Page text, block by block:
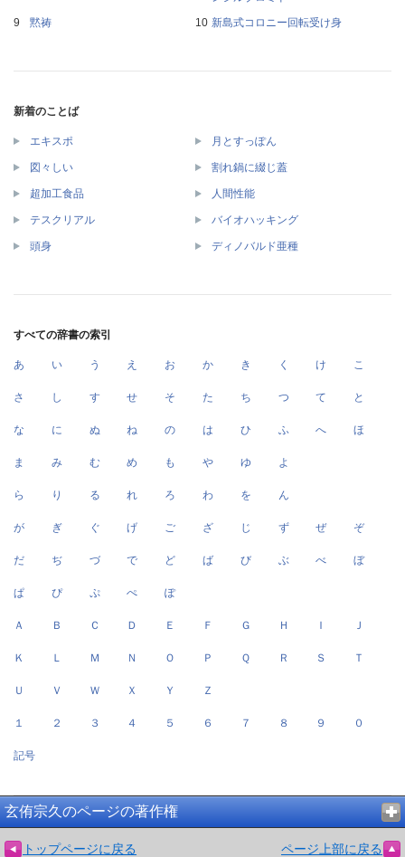
黙祷
新島式コロニー回転受け身
新着のことば
エキスポ 月とすっぽん
図々しい 割れ鍋に綴じ蓋
超加工食品 人間性能
テスクリアル バイオハッキング
頭身 ディノバルド亜種
すべての辞書の索引
あ い う え お か き く け こ
さ し す せ そ た ち つ て と
な に ぬ ね の は ひ ふ へ ほ
ま み む め も や ゆ よ
ら り る れ ろ わ を ん
が ぎ ぐ げ ご ざ じ ず ぜ ぞ
だ ぢ づ で ど ば び ぶ べ ぼ
ぱ ぴ ぷ ぺ ぽ
Ａ Ｂ Ｃ Ｄ Ｅ Ｆ Ｇ Ｈ Ｉ Ｊ
Ｋ Ｌ Ｍ Ｎ Ｏ Ｐ Ｑ Ｒ Ｓ Ｔ
Ｕ Ｖ Ｗ Ｘ Ｙ Ｚ
１ ２ ３ ４ ５ ６ ７ ８ ９ ０
記号
玄侑宗久のページの著作権
トップページに戻る ページ上部に戻る